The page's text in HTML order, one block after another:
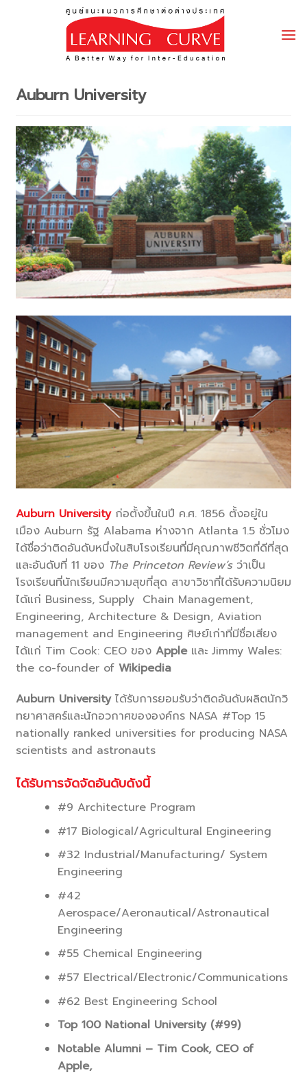
Auburn University
Auburn University ก่อตั้งขึ้นในปี ค.ศ. 1856 ตั้งอยู่ใน
เมือง Auburn รัฐ Alabama ห่างจาก Atlanta 1.5 ชั่วโมง
ได้ชื่อว่าติดอันดับหนึ่งในสิบโรงเรียนที่มีคุณภาพชีวิตที่ดีที่สุด
และอันดับที่ 11 ของ The Princeton Review’sว่าเป็น
โรงเรียนที่นักเรียนมีความสุขที่สุด สาขาวิชาที่ได้รับความนิยม
ได้แก่ Business, Supply Chain Management,
Engineering, Architecture & Design, Aviation
management and Engineering ศิษย์เก่าที่มีชื่อเสียง
ได้แก่ Tim Cook: CEO ของ Appleและ Jimmy Wales:
the co-founder of Wikipedia
Auburn Universityได้รับการยอมรับว่าติดอันดับผลิตนักวิ
ทยาศาสคร์และนักอวกาศขององค์กร NASA #Top 15
nationally ranked universities for producing NASA
scientists and astronauts
ได้รับการจัดจัดอันดับดังนี้
#9 Architecture Program
#17 Biological/Agricultural Engineering
#32 Industrial/Manufacturing/ System
Engineering
#42
Aerospace/Aeronautical/Astronautical
Engineering
#55 Chemical Engineering
#57 Electrical/Electronic/Communications
#62 Best Engineering School
Top 100 National University (#99)
Notable Alumni – Tim Cook, CEO of
Apple,